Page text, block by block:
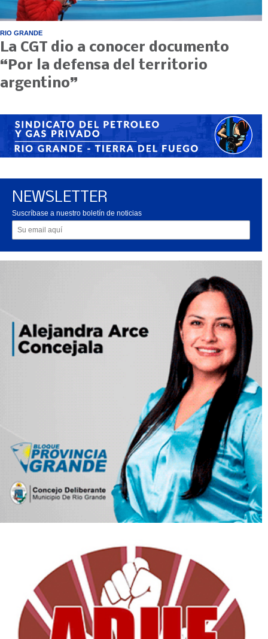
RIO GRANDE
La CGT dio a conocer documento
“Por la defensa del territorio
argentino”
NEWSLETTER
Suscríbase a nuestro boletín de noticias